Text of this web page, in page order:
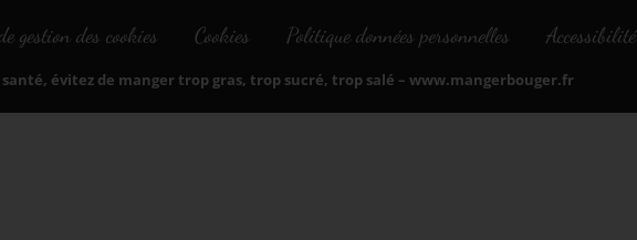
gestion des cookies Cookies Politique données personnelles Accessibilité
évitez de manger trop gras, trop sucré, trop salé – www.mangerbouger.fr